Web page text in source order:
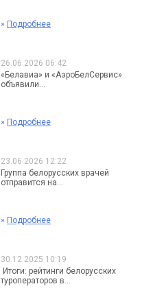
» Подробнее
26.06.2026 06:42
«Белавиа» и «АэроБелСервис»
объявили...
» Подробнее
23.06.2026 12:22
Группа белорусских врачей
отправится на...
» Подробнее
30.12.2025 10:19
Итоги: рейтинги белорусских
туроператоров в...